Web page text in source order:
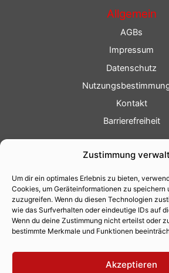
Zustimmung
Um dir ein optimales Erlebnis zu bieten,
Cookies, um Geräteinformationen zu speichern
zuzugreifen. Wenn du diesen Technologien
wie das Surfverhalten oder eindeutige IDs auf
Wenn du deine Zustimmung nicht erteilst oder
bestimmte Merkmale und Funktionen
Akzeptieren
Allgemein
AGBs
Impressum
Datenschutz
Kontakt
Barrierefreiheit
Fotoservice
Videoservice
Werbung
Contenterstellung
Lokalnachrichten
Lokalfernsehen